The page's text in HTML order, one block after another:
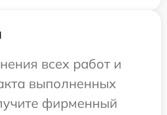
всех работ и
выполненных
фирменный